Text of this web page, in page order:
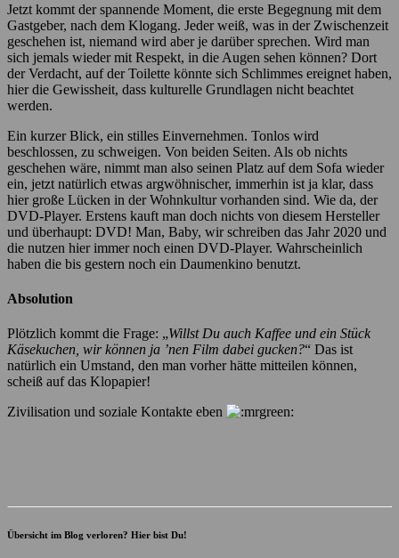
Jetzt kommt der spannende Moment, die erste Begegnung mit dem
Gastgeber, nach dem Klogang. Jeder weiß, was in der Zwischenzeit
geschehen ist, niemand wird aber je darüber sprechen. Wird man
sich jemals wieder mit Respekt, in die Augen sehen können? Dort
der Verdacht, auf der Toilette könnte sich Schlimmes ereignet haben,
hier die Gewissheit, dass kulturelle Grundlagen nicht beachtet
werden.
Ein kurzer Blick, ein stilles Einvernehmen. Tonlos wird
beschlossen, zu schweigen. Von beiden Seiten. Als ob nichts
geschehen wäre, nimmt man also seinen Platz auf dem Sofa wieder
ein, jetzt natürlich etwas argwöhnischer, immerhin ist ja klar, dass
hier große Lücken in der Wohnkultur vorhanden sind. Wie da, der
DVD-Player. Erstens kauft man doch nichts von diesem Hersteller
und überhaupt: DVD! Man, Baby, wir schreiben das Jahr 2020 und
die nutzen hier immer noch einen DVD-Player. Wahrscheinlich
haben die bis gestern noch ein Daumenkino benutzt.
Absolution
Plötzlich kommt die Frage: „Willst Du auch Kaffee und ein Stück
Käsekuchen, wir können ja ’nen Film dabei gucken?“ Das ist
natürlich ein Umstand, den man vorher hätte mitteilen können,
scheiß auf das Klopapier!
Zivilisation und soziale Kontakte eben
Übersicht im Blog verloren? Hier bist Du!